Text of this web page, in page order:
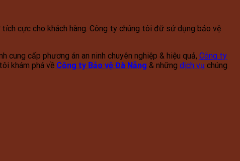
cực cho khách hàng. Công ty chúng tôi đữ sử dụng bảo vệ
cấp phương án an ninh chuyên nghiệp & hiệu quả, Công ty
khám phá về Công ty Bảo vệ Đà Nẵng & những dịch vụ chúng